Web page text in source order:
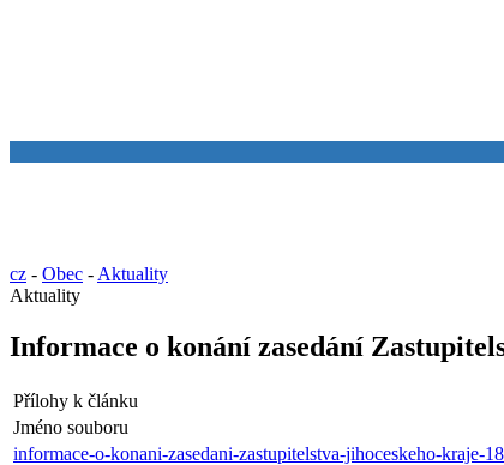
cz - Obec - Aktuality
Aktuality
Informace o konání zasedání
Přílohy k článku
Jméno souboru
informace-o-konani-zasedani-zastupitelstva-jihoceskeho-kraje-